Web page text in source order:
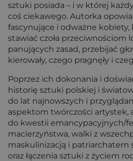
sztuki posiada – i w której
coś ciekawego. Autorka
fascynujące i odważne kobiety,
stawiać czoła przeciwnościom
panujących zasad, przebijać
kierowały, czego pragnęły i
Poprzez ich dokonania i
historię sztuki polskiej i
do lat najnowszych i
aspektom twórczości artystek,
do kwestii emancypacyjnych/
macierzyństwa, walki z
maskulinizacją i patriarchatem
oraz łączenia sztuki z życiem